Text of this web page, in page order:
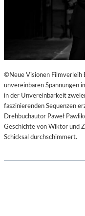
©Neue Visionen Filmverleih
unvereinbaren Spannungen
in der Unvereinbarkeit
faszinierenden Sequenzen
Drehbuchautor Paweł
Geschichte von Wiktor und
Schicksal durchschimmert.